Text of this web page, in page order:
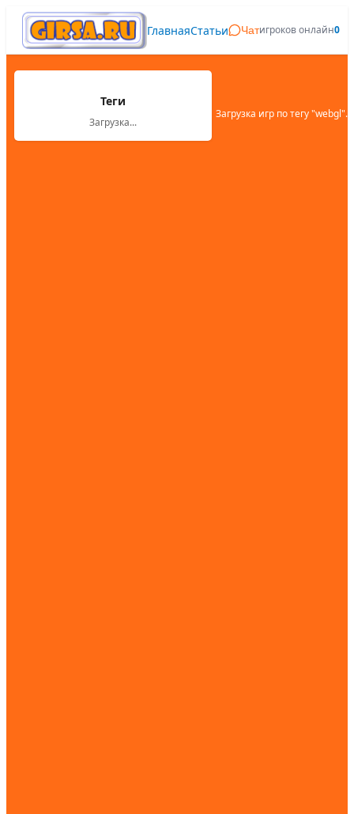
ГлавнаяСтатьи Чатигроков онлайн0
Теги
Загрузка...
Загрузка игр по тегу "webgl"...